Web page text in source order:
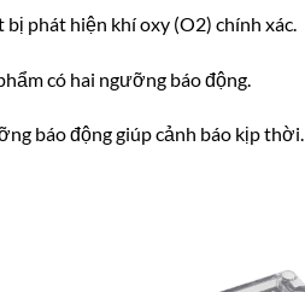
bị phát hiện khí oxy (O2) chính xác.
có hai ngưỡng báo động.
báo động giúp cảnh báo kịp thời.